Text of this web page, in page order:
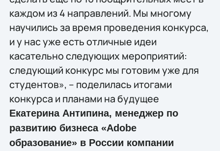
каждом из 4 направлений. Мы многому
научились за время проведения конкурса,
и у нас уже есть отличные идеи
касательно следующих мероприятий:
следующий конкурс мы готовим уже для
студентов», – поделилась итогами
конкурса и планами на будущее
Екатерина Антипина, менеджер по
развитию бизнеса «Adobe
образование» в России компании